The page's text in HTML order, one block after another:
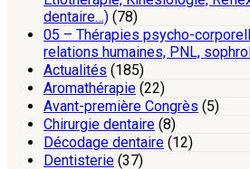
dentaire…) (78)
05 – Thérapies psycho-
relations humaines, PNL,
Actualités (185)
Aromathérapie (22)
Avant-première Congrès (5)
Chirurgie dentaire (8)
Décodage dentaire (12)
Dentisterie (37)